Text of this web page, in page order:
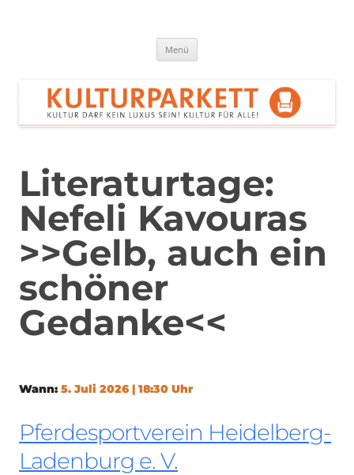
Menü
Literaturtage:
Nefeli Kavouras
>>Gelb, auch ein
schöner
Gedanke<<
Wann: 5. Juli 2026 | 18:30 Uhr
Pferdesportverein Heidelberg-
Ladenburg e. V.